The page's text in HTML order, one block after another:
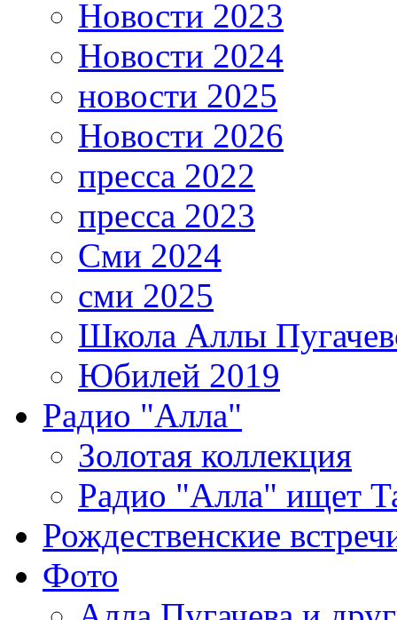
Новости 2023
Новости 2024
новости 2025
Новости 2026
пресса 2022
пресса 2023
Сми 2024
сми 2025
Школа Аллы
Юбилей 2019
Радио "Алла"
Золотая коллекция
Радио "Алла" ищет
Рождественские
Фото